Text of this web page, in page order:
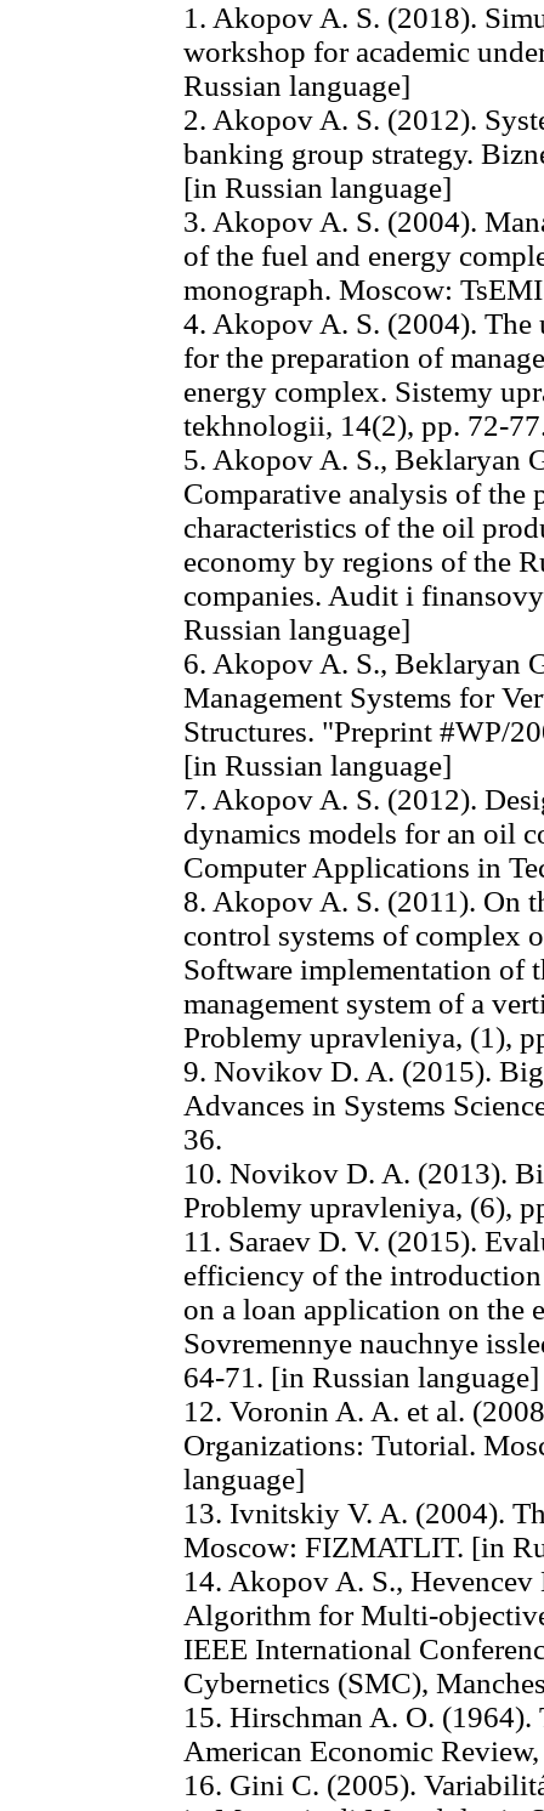
1. Akopov A. S. (2018).
workshop for academic
Russian language]
2. Akopov A. S. (2012).
banking group strategy.
[in Russian language]
3. Akopov A. S. (2004).
of the fuel and energy
monograph. Moscow:
4. Akopov A. S. (2004).
for the preparation of
energy complex. Sistemy
tekhnologii, 14(2), pp. 72-
5. Akopov A. S., Beklaryan
Comparative analysis of the
characteristics of the oil
economy by regions of the
companies. Audit i
Russian language]
6. Akopov A. S., Beklaryan
Management Systems for
Structures. "Preprint #WP/
[in Russian language]
7. Akopov A. S. (2012).
dynamics models for an oil
Computer Applications in
8. Akopov A. S. (2011). On
control systems of complex
Software implementation of
management system of a
Problemy upravleniya, (1),
9. Novikov D. A. (2015).
Advances in Systems
36.
10. Novikov D. A. (2013).
Problemy upravleniya, (6),
11. Saraev D. V. (2015).
efficiency of the
on a loan application on the
Sovremennye nauchnye
64-71. [in Russian language]
12. Voronin A. A. et al.
Organizations: Tutorial.
language]
13. Ivnitskiy V. A. (2004).
Moscow: FIZMATLIT. [in
14. Akopov A. S.,
Algorithm for Multi-
IEEE International
Cybernetics (SMC),
15. Hirschman A. O.
American Economic
16. Gini C. (2005).